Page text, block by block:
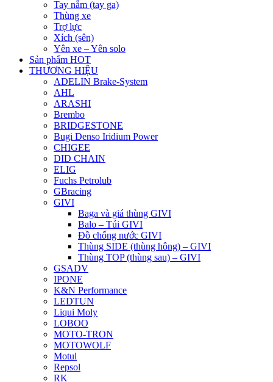
Tay nắm (tay ga)
Thùng xe
Trợ lực
Xích (sên)
Yên xe – Yên solo
Sản phẩm HOT
THƯƠNG HIỆU
ADELIN Brake-System
AHL
ARASHI
Brembo
BRIDGESTONE
Bugi Denso Iridium Power
CHIGEE
DID CHAIN
ELIG
Fuchs Petrolub
GBracing
GIVI
Baga và giá thùng GIVI
Balo – Túi GIVI
Đồ chống nước GIVI
Thùng SIDE (thùng hông) – GIVI
Thùng TOP (thùng sau) – GIVI
GSADV
IPONE
K&N Performance
LEDTUN
Liqui Moly
LOBOO
MOTO-TRON
MOTOWOLF
Motul
Repsol
RK